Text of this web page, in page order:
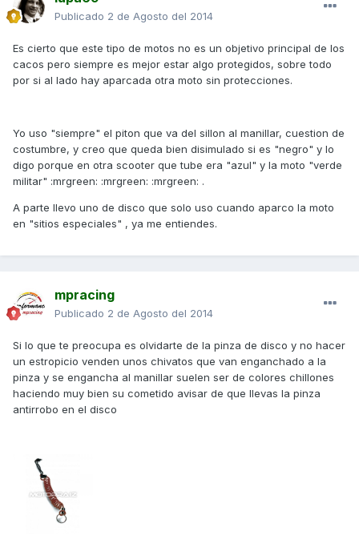
Publicado 2 de Agosto del 2014
Es cierto que este tipo de motos no es un objetivo principal de los
cacos pero siempre es mejor estar algo protegidos, sobre todo
por si al lado hay aparcada otra moto sin protecciones.
Yo uso "siempre" el piton que va del sillon al manillar, cuestion de
costumbre, y creo que queda bien disimulado si es "negro" y lo
digo porque en otra scooter que tube era "azul" y la moto "verde
militar" :mrgreen: :mrgreen: :mrgreen: .
A parte llevo uno de disco que solo uso cuando aparco la moto
en "sitios especiales" , ya me entiendes.
mpracing
Publicado 2 de Agosto del 2014
Si lo que te preocupa es olvidarte de la pinza de disco y no hacer
un estropicio venden unos chivatos que van enganchado a la
pinza y se engancha al manillar suelen ser de colores chillones
haciendo muy bien su cometido avisar de que llevas la pinza
antirrobo en el disco